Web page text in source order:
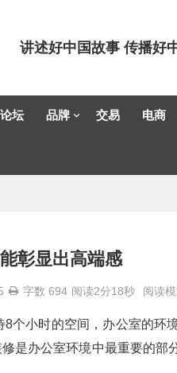
讲述好中国故事 传播好
论坛 品牌 交易 电商
彰显出高端感
字数 694 阅读2分18秒 阅读
个小时的空间，办公室的环
是办公室环境中最重要的部